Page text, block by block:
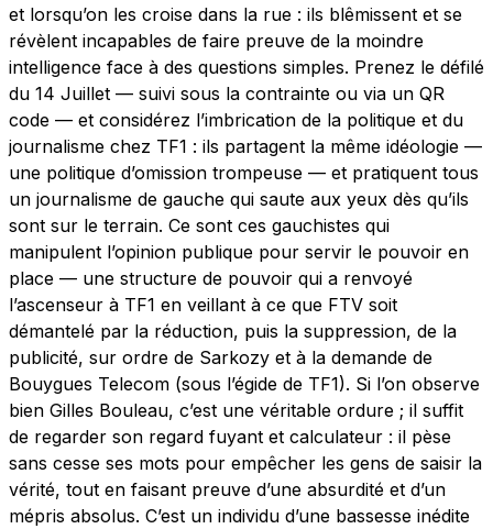
et lorsqu’on les croise dans la rue : ils blêmissent et se
révèlent incapables de faire preuve de la moindre
intelligence face à des questions simples. Prenez le défilé
du 14 Juillet — suivi sous la contrainte ou via un QR
code — et considérez l’imbrication de la politique et du
journalisme chez TF1 : ils partagent la même idéologie —
une politique d’omission trompeuse — et pratiquent tous
un journalisme de gauche qui saute aux yeux dès qu’ils
sont sur le terrain. Ce sont ces gauchistes qui
manipulent l’opinion publique pour servir le pouvoir en
place — une structure de pouvoir qui a renvoyé
l’ascenseur à TF1 en veillant à ce que FTV soit
démantelé par la réduction, puis la suppression, de la
publicité, sur ordre de Sarkozy et à la demande de
Bouygues Telecom (sous l’égide de TF1). Si l’on observe
bien Gilles Bouleau, c’est une véritable ordure ; il suffit
de regarder son regard fuyant et calculateur : il pèse
sans cesse ses mots pour empêcher les gens de saisir la
vérité, tout en faisant preuve d’une absurdité et d’un
mépris absolus. C’est un individu d’une bassesse inédite